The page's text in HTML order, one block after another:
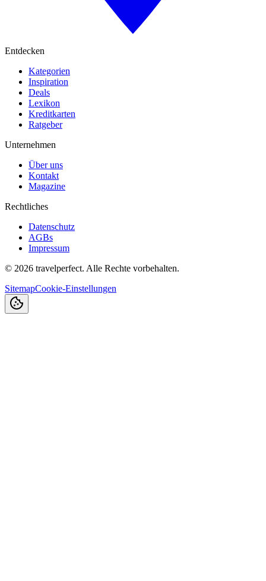
Entdecken
Kategorien
Inspiration
Deals
Lexikon
Kreditkarten
Ratgeber
Unternehmen
Über uns
Kontakt
Magazine
Rechtliches
Datenschutz
AGBs
Impressum
© 2026 travelperfect. Alle Rechte vorbehalten.
SitemapCookie-Einstellungen